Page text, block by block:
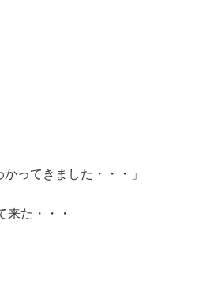
ってきました・・・」
来た・・・